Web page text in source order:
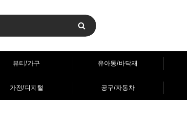
뷰티/가구 유아동/바닥재
가전/디지털 공구/자동차